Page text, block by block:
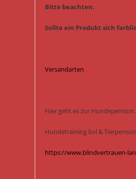
Bitte beachten.
Sollte ein Produkt sich
Versandarten
Hier geht es zur Hundepension.
Hundetraining bvl &
https://www.blindvertrauen-